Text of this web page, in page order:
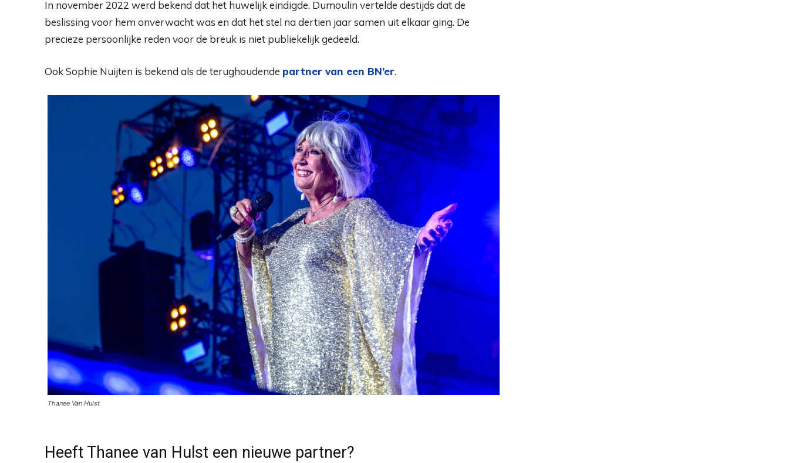
In november 2022 werd bekend dat het huwelijk eindigde. Dumoulin vertelde destijds dat de
beslissing voor hem onverwacht was en dat het stel na dertien jaar samen uit elkaar ging. De
precieze persoonlijke reden voor de breuk is niet publiekelijk gedeeld.
Ook Sophie Nuijten is bekend als de terughoudende partner van een BN’er.
Thanee Van Hulst
Heeft Thanee van Hulst een nieuwe partner?